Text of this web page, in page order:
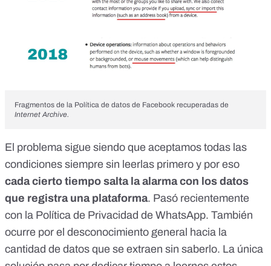
Fragmentos de la Política de datos de Facebook recuperadas de
Internet Archive.
El problema sigue siendo que aceptamos todas las
condiciones siempre sin leerlas primero y por eso
cada cierto tiempo salta la alarma con los datos
que registra una plataforma. Pasó recientemente
con la Política de Privacidad de WhatsApp. También
ocurre por el desconocimiento general hacia la
cantidad de datos que se extraen sin saberlo. La única